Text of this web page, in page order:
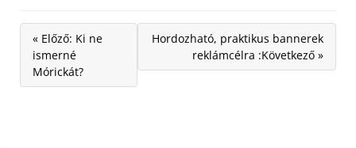
« Előző: Ki ne
ismerné
Mórickát?
Hordozható, praktikus bannerek
reklámcélra :Következő »